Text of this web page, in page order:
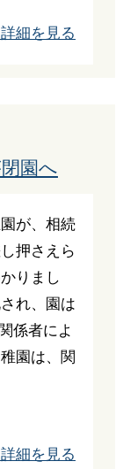
細を見る
園へ
が、相続
押さえら
りまし
れ、園は
係者によ
園は、関
細を見る